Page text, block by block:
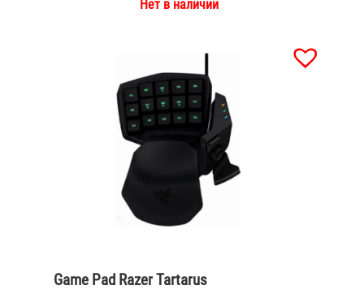
Нет в наличии
Game Pad Razer Tartarus